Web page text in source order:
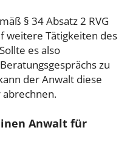
§ 34 Absatz 2 RVG
weitere Tätigkeiten des
es also
zu
der Anwalt diese
Anwalt für